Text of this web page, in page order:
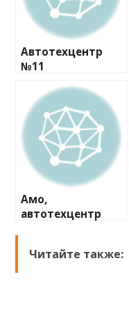
Автотехцентр
№11
Амо,
автотехцентр
Читайте также: